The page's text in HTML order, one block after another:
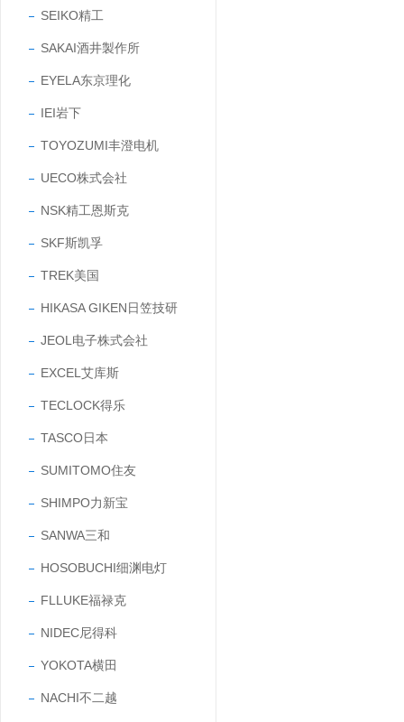
SEIKO精工
SAKAI酒井製作所
EYELA东京理化
IEI岩下
TOYOZUMI丰澄电机
UECO株式会社
NSK精工恩斯克
SKF斯凯孚
TREK美国
HIKASA GIKEN日笠技研
JEOL电子株式会社
EXCEL艾库斯
TECLOCK得乐
TASCO日本
SUMITOMO住友
SHIMPO力新宝
SANWA三和
HOSOBUCHI细渊电灯
FLLUKE福禄克
NIDEC尼得科
YOKOTA横田
NACHI不二越